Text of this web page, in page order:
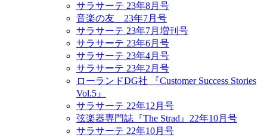
サラサーテ 23年8月号
音楽の友 23年7月号
サラサーテ 23年7月増刊号
サラサーテ 23年6月号
サラサーテ 23年4月号
サラサーテ 23年2月号
ローランドDG社 『Customer Success Stories
Vol.5』
サラサーテ 22年12月号
弦楽器専門誌『The Strad』22年10月号
サラサーテ 22年10月号